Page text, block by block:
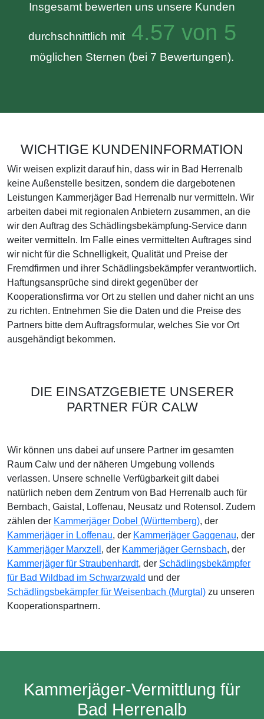
Insgesamt bewerten uns unsere Kunden
durchschnittlich mit4.57 von 5
möglichen Sternen (bei 7 Bewertungen).
WICHTIGE KUNDENINFORMATION
Wir weisen explizit darauf hin, dass wir in Bad Herrenalb
keine Außenstelle besitzen, sondern die dargebotenen
Leistungen Kammerjäger Bad Herrenalb nur vermitteln. Wir
arbeiten dabei mit regionalen Anbietern zusammen, an die
wir den Auftrag des Schädlingsbekämpfung-Service dann
weiter vermitteln. Im Falle eines vermittelten Auftrages sind
wir nicht für die Schnelligkeit, Qualität und Preise der
Fremdfirmen und ihrer Schädlingsbekämpfer verantwortlich.
Haftungsansprüche sind direkt gegenüber der
Kooperationsfirma vor Ort zu stellen und daher nicht an uns
zu richten. Entnehmen Sie die Daten und die Preise des
Partners bitte dem Auftragsformular, welches Sie vor Ort
ausgehändigt bekommen.
DIE EINSATZGEBIETE UNSERER
PARTNER FÜR CALW
Wir können uns dabei auf unsere Partner im gesamten
Raum Calw und der näheren Umgebung vollends
verlassen. Unsere schnelle Verfügbarkeit gilt dabei
natürlich neben dem Zentrum von Bad Herrenalb auch für
Bernbach, Gaistal, Loffenau, Neusatz und Rotensol. Zudem
zählen der Kammerjäger Dobel (Württemberg), der
Kammerjäger in Loffenau, der Kammerjäger Gaggenau, der
Kammerjäger Marxzell , der Kammerjäger Gernsbach, der
Kammerjäger für Straubenhardt, der Schädlingsbekämpfer
für Bad Wildbad im Schwarzwald und der
Schädlingsbekämpfer für Weisenbach (Murgtal) zu unseren
Kooperationspartnern.
Kammerjäger-Vermittlung für
Bad Herrenalb